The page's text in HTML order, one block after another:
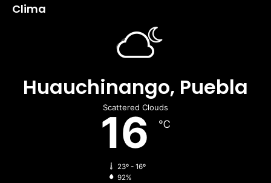
Clima
Huauchinango, Puebla
Scattered Clouds
16 ℃
23º - 16º
92%